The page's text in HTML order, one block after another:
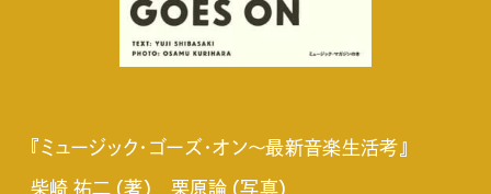
『ミュージック・ゴーズ・オン～最新音楽生活考』
柴崎 祐二 (著) 栗原論 (写真)